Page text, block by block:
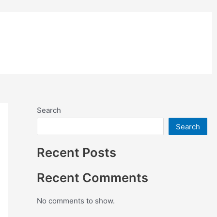
Search
Search
Recent Posts
Recent Comments
No comments to show.